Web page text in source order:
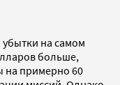
на самом
больше,
на примерно 60